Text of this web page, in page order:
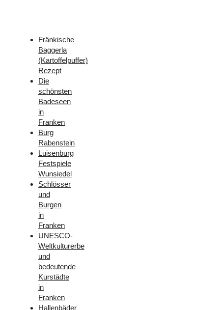
Fränkische
Baggerla
(Kartoffelpuffer)
Rezept
Die
schönsten
Badeseen
in
Franken
Burg
Rabenstein
Luisenburg
Festspiele
Wunsiedel
Schlösser
und
Burgen
in
Franken
UNESCO-
Weltkulturerbe
und
bedeutende
Kurstädte
in
Franken
Hallenbäder